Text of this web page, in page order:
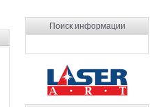
Поиск информации